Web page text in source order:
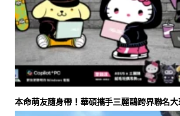
本命萌友隨身帶！華碩攜手三麗鷗跨界聯名